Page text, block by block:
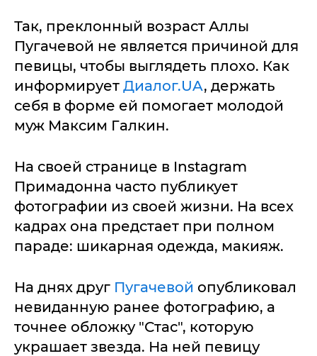
Так, преклонный возраст Аллы
Пугачевой не является причиной для
певицы, чтобы выглядеть плохо. Как
информирует Диалог.UA, держать
себя в форме ей помогает молодой
муж Максим Галкин.
На своей странице в Instagram
Примадонна часто публикует
фотографии из своей жизни. На всех
кадрах она предстает при полном
параде: шикарная одежда, макияж.
На днях друг Пугачевой опубликовал
невиданную ранее фотографию, а
точнее обложку "Стас", которую
украшает звезда. На ней певицу